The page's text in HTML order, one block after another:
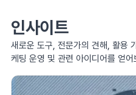
인사이트
새로운 도구, 전문가의 견해, 활용
케팅 운영 및 관련 아이디어를 얻어